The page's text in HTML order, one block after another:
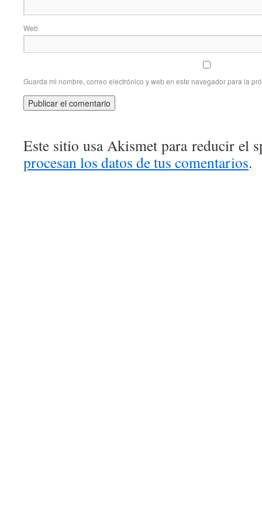
Web
Guarda mi nombre, correo electrónico y web en este navegador para la
Este sitio usa Akismet para reducir el
procesan los datos de tus comentarios.